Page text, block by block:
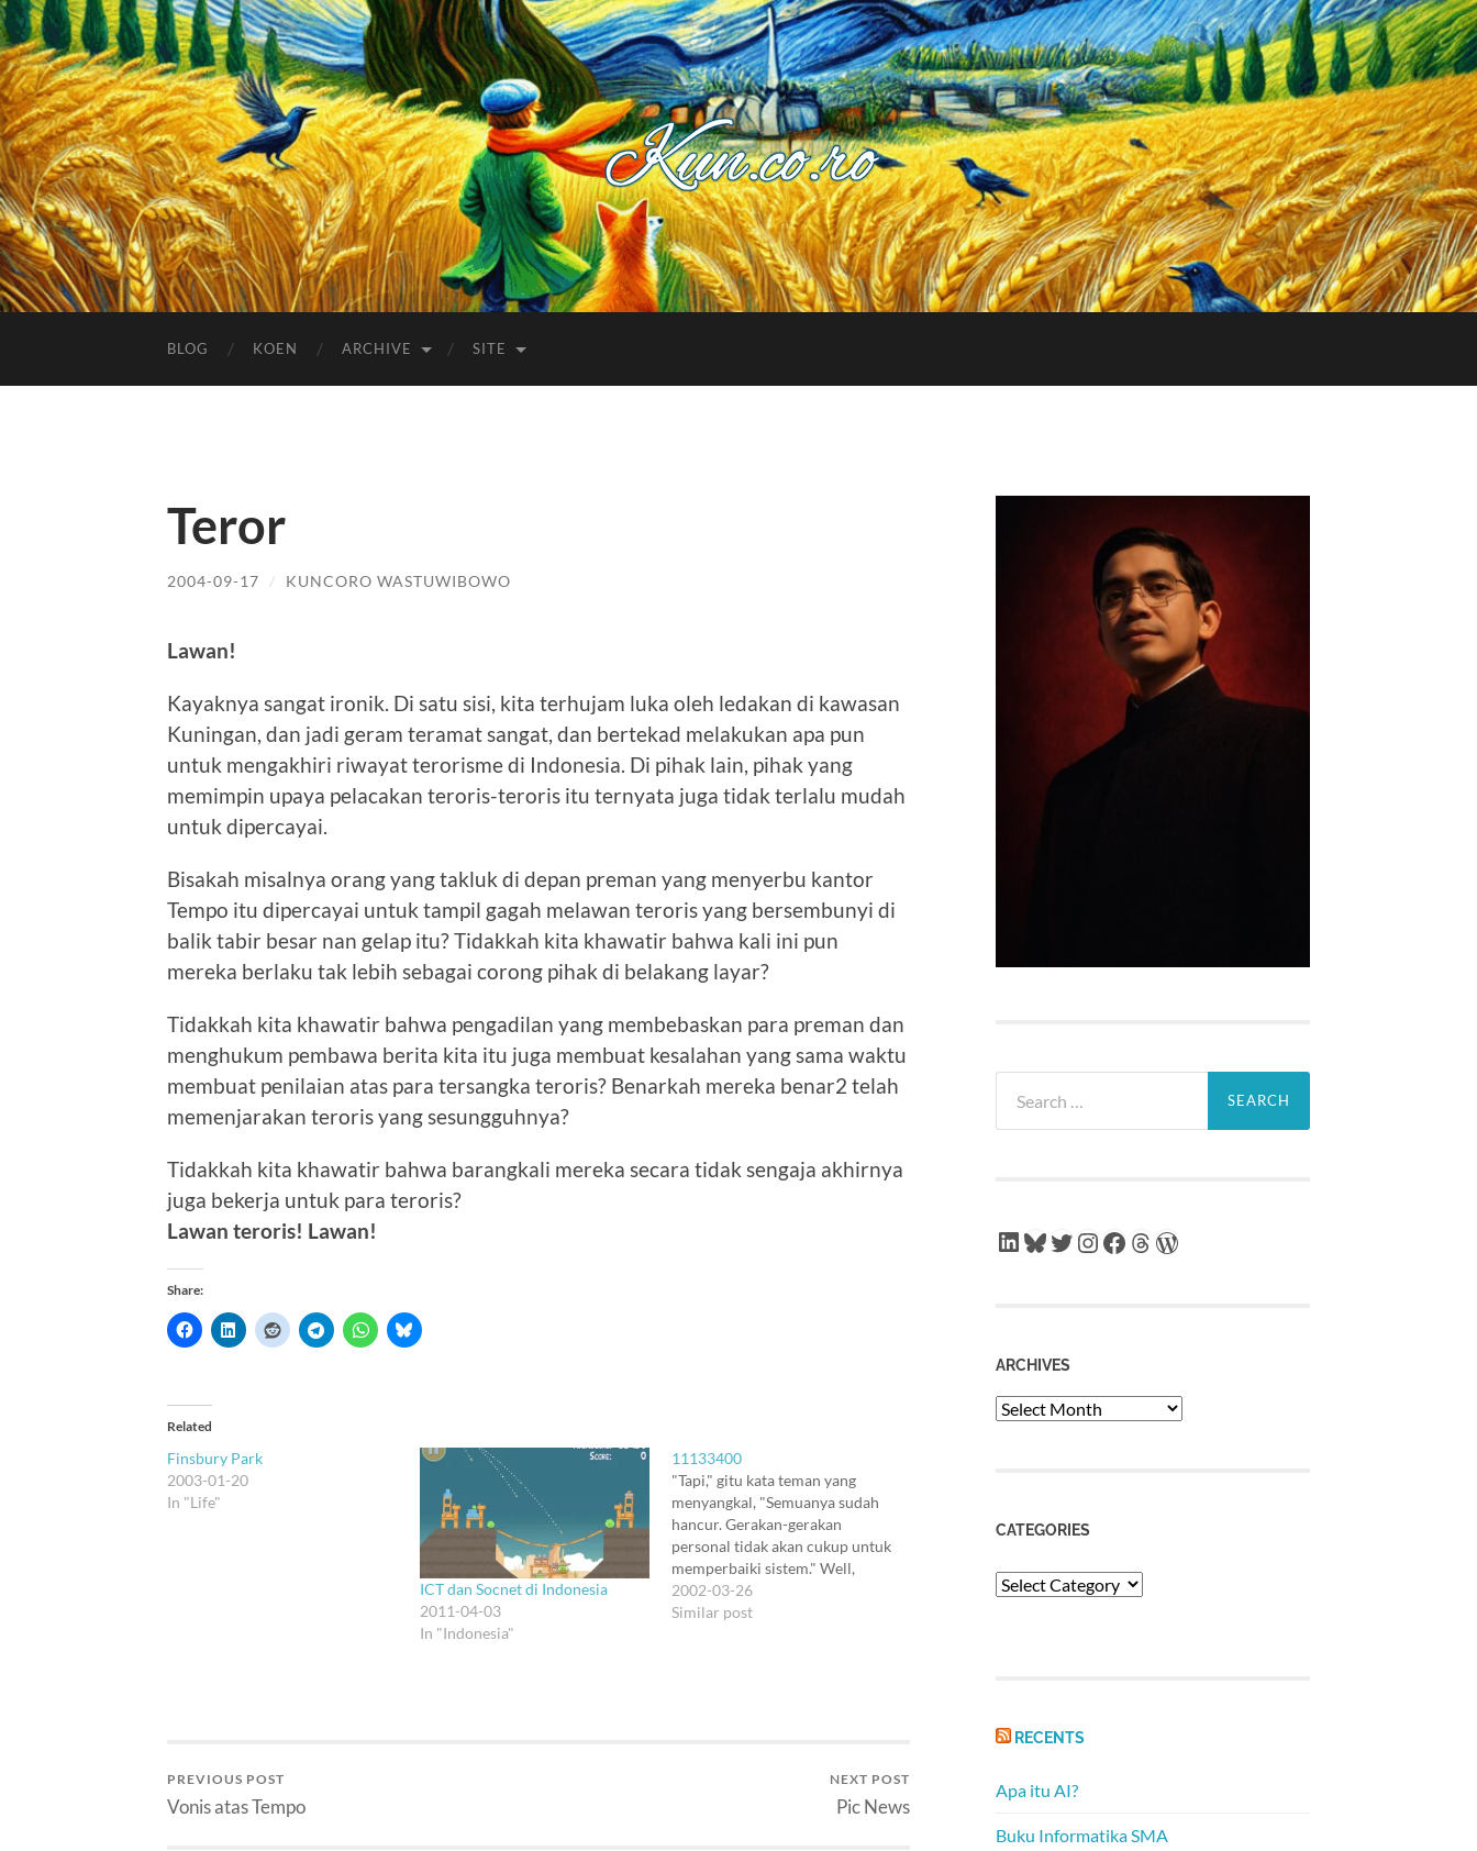
Kuncoro++
BLOG KOEN ARCHIVE SITE
Teror
2004-09-17 / KUNCORO WASTUWIBOWO
Lawan!
Kayaknya sangat ironik. Di satu sisi, kita terhujam luka oleh ledakan di kawasan
Kuningan, dan jadi geram teramat sangat, dan bertekad melakukan apa pun
untuk mengakhiri riwayat terorisme di Indonesia. Di pihak lain, pihak yang
memimpin upaya pelacakan teroris-teroris itu ternyata juga tidak terlalu mudah
untuk dipercayai.
Bisakah misalnya orang yang takluk di depan preman yang menyerbu kantor
Tempo itu dipercayai untuk tampil gagah melawan teroris yang bersembunyi di
balik tabir besar nan gelap itu? Tidakkah kita khawatir bahwa kali ini pun
mereka berlaku tak lebih sebagai corong pihak di belakang layar?
Tidakkah kita khawatir bahwa pengadilan yang membebaskan para preman dan
menghukum pembawa berita kita itu juga membuat kesalahan yang sama waktu
membuat penilaian atas para tersangka teroris? Benarkah mereka benar2 telah
memenjarakan teroris yang sesungguhnya?
Tidakkah kita khawatir bahwa barangkali mereka secara tidak sengaja akhirnya
juga bekerja untuk para teroris?
Lawan teroris! Lawan!
Share:
Related
Finsbury Park
2003-01-20
In "Life"
ICT dan Socnet di Indonesia
2011-04-03
In "Indonesia"
11133400
"Tapi," gitu kata teman yang
menyangkal, "Semuanya sudah
hancur. Gerakan-gerakan
personal tidak akan cukup untuk
memperbaiki sistem." Well,
friend, orang lemah selalu punya
alasan. Aku geli juga dengar kata
2002-03-26
Similar post
PREVIOUS POST
Vonis atas Tempo
NEXT POST
Pic News
for:
LinkedIn
Bluesky
Twitter
Instagram
Facebook
Threads
WordPress
ARCHIVES
Archives
CATEGORIES
Categories
RECENTS
Apa itu AI?
Buku Informatika SMA